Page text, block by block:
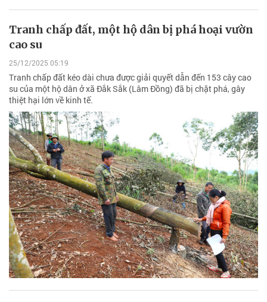
Tranh chấp đất, một hộ dân bị phá hoại vườn
cao su
25/12/2025 05:19
Tranh chấp đất kéo dài chưa được giải quyết dẫn đến 153 cây cao
su của một hộ dân ở xã Đắk Sắk (Lâm Đồng) đã bị chặt phá, gây
thiệt hại lớn về kinh tế.